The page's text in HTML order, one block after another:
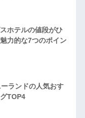
ホテルの値段がひ
力的な7つのポイン
ーランドの人気おす
TOP4